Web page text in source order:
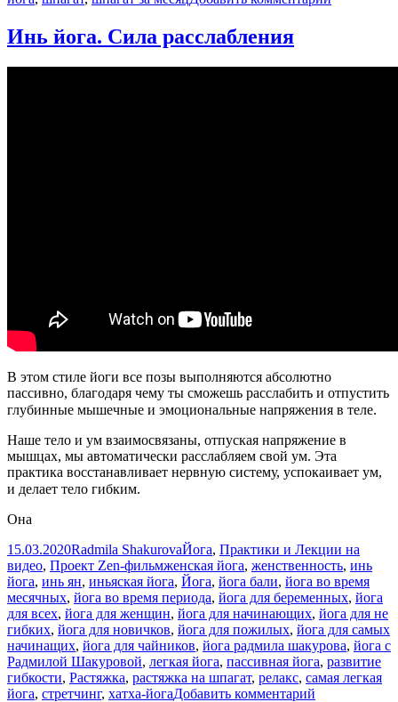
Инь йога. Сила расслабления
В этом стиле йоги все позы выполняются абсолютно
пассивно, благодаря чему ты сможешь расслабить и отпустить
глубинные мышечные и эмоциональные напряжения в теле. ⠀
Наше тело и ум взаимосвязаны, отпуская напряжение в
мышцах, мы автоматически расслабляем свой ум. Эта
практика восстанавливает нервную систему, успокаивает ум,
и делает тело гибким. ⠀
Она
Опубликовано
15.03.2020Автор
Radmila ShakurovaРубрики
Йога, Практики и Лекции на
видео, Проект Zen-фильмМетки
женская йога, женственность, инь
йога, инь ян, иньяская йога, Йога, йога бали, йога во время
месячных, йога во время периода, йога для беременных, йога
для всех, йога для женщин, йога для начинающих, йога для не
гибких, йога для новичков, йога для пожилых, йога для самых
начинащих, йога для чайников, йога радмила шакурова, йога с
Радмилой Шакуровой, легкая йога, пассивная йога, развитие
гибкости, Растяжка, растяжка на шпагат, релакс, самая легкая
йога, стретчинг, хатха-йогаДобавить комментарий